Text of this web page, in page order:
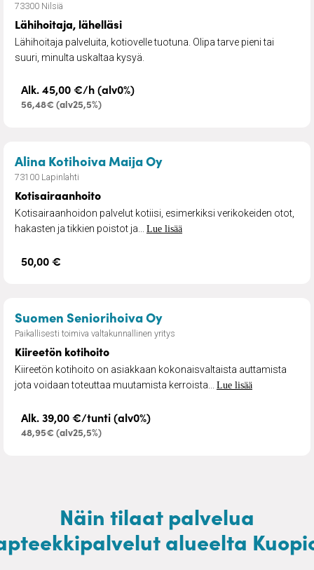
73300 Nilsiä
Lähihoitaja, lähelläsi
Lähihoitaja palveluita, kotiovelle tuotuna. Olipa tarve pieni tai
suuri, minulta uskaltaa kysyä.
Alk. 45,00 €/h (alv0%)
56,48€ (alv25,5%)
Alina Kotihoiva Maija Oy– Kotisairaanhoito
73100 Lapinlahti
Kotisairaanhoito
Kotisairaanhoidon palvelut kotiisi, esimerkiksi verikokeiden otot,
hakasten ja tikkien poistot ja... Lue lisää
50,00 €
Suomen Seniorihoiva Oy– Kiireetön kotihoito
Paikallisesti toimiva valtakunnallinen yritys
Kiireetön kotihoito
Kiireetön kotihoito on asiakkaan kokonaisvaltaista auttamista
jota voidaan toteuttaa muutamista kerroista... Lue lisää
Alk. 39,00 €/tunti (alv0%)
48,95€ (alv25,5%)
Näin tilaat palvelua
alueelta